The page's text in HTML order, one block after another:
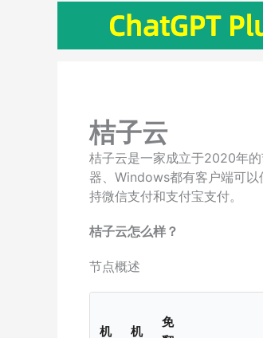
桔子云
桔子云是一家成立于2020年
器、Windows都有客户端可
持微信支付和支付宝支付。
桔子云怎么样？
节点概述
机
机
免